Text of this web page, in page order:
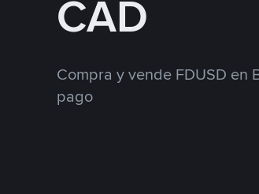
CAD
Compra y vende FDUSD en
pago